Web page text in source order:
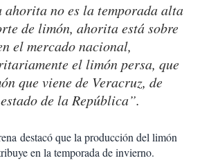
ahorita no es la temporada alta
de limón, ahorita está sobre
el mercado nacional,
el limón persa, que
que viene de Veracruz, de
de la República”.
destacó que la producción del limón
en la temporada de invierno.